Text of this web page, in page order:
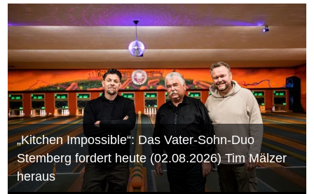
„Kitchen Impossible“: Das Vater-Sohn-Duo
Stemberg fordert heute (02.08.2026) Tim Mälzer
heraus